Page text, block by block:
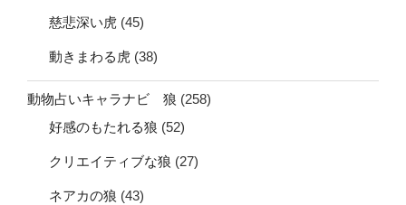
慈悲深い虎 (45)
動きまわる虎 (38)
動物占いキャラナビ 狼 (258)
好感のもたれる狼 (52)
クリエイティブな狼 (27)
ネアカの狼 (43)